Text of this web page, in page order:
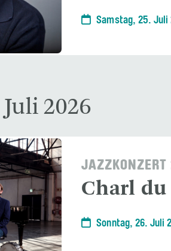
Samstag, 25. Juli
2026
JAZZKONZERT
Charl
Sonntag, 26. Juli